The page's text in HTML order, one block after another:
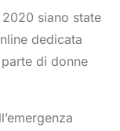
siano state
dedicata
di donne